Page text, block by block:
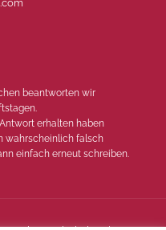
beantworten wir
erhalten haben
wahrscheinlich falsch
einfach erneut schreiben.